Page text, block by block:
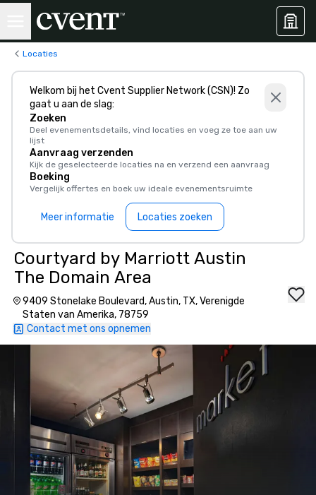
Locaties
Welkom bij het Cvent Supplier Network (CSN)! Zo
gaat u aan de slag:
Zoeken
Deel evenementsdetails, vind locaties en voeg ze toe aan uw
lijst
Aanvraag verzenden
Kijk de geselecteerde locaties na en verzend een aanvraag
Boeking
Vergelijk offertes en boek uw ideale evenementsruimte
Meer informatie Locaties zoeken
Courtyard by Marriott Austin
The Domain Area
9409 Stonelake Boulevard, Austin, TX, Verenigde
Staten van Amerika, 78759
Contact met ons opnemen